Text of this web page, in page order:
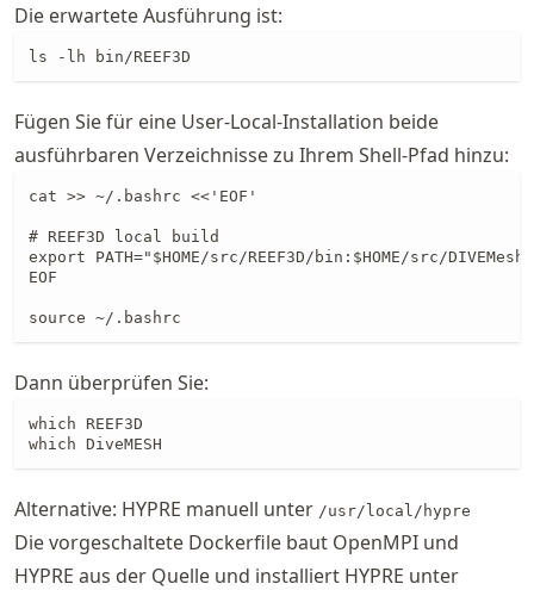
Die erwartete Ausführung ist:
ls -lh bin/REEF3D
Fügen Sie für eine User-Local-Installation beide
ausführbaren Verzeichnisse zu Ihrem Shell-Pfad hinzu:
cat >> ~/.bashrc <<'EOF'
# REEF3D local build
export PATH="$HOME/src/REEF3D/bin:$HOME/src/
EOF
source ~/.bashrc
Dann überprüfen Sie:
which REEF3D
which DiveMESH
Alternative: HYPRE manuell unter /usr/local/hypre
Die vorgeschaltete Dockerfile baut OpenMPI und
HYPRE aus der Quelle und installiert HYPRE unter